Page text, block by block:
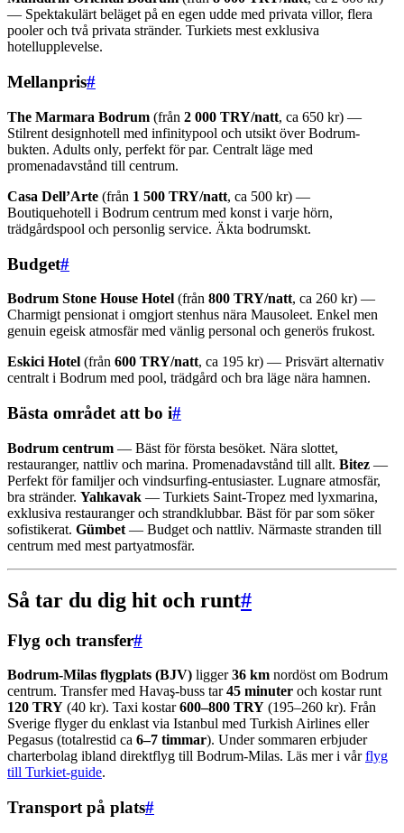
— Spektakulärt beläget på en egen udde med privata villor, flera
pooler och två privata stränder. Turkiets mest exklusiva
hotellupplevelse.
Mellanpris#
The Marmara Bodrum (från 2 000 TRY/natt, ca 650 kr) —
Stilrent designhotell med infinitypool och utsikt över Bodrum-
bukten. Adults only, perfekt för par. Centralt läge med
promenadavstånd till centrum.
Casa Dell’Arte (från 1 500 TRY/natt, ca 500 kr) —
Boutiquehotell i Bodrum centrum med konst i varje hörn,
trädgårdspool och personlig service. Äkta bodrumskt.
Budget#
Bodrum Stone House Hotel (från 800 TRY/natt, ca 260 kr) —
Charmigt pensionat i omgjort stenhus nära Mausoleet. Enkel men
genuin egeisk atmosfär med vänlig personal och generös frukost.
Eskici Hotel (från 600 TRY/natt, ca 195 kr) — Prisvärt alternativ
centralt i Bodrum med pool, trädgård och bra läge nära hamnen.
Bästa området att bo i#
Bodrum centrum — Bäst för första besöket. Nära slottet,
restauranger, nattliv och marina. Promenadavstånd till allt. Bitez —
Perfekt för familjer och vindsurfing-entusiaster. Lugnare atmosfär,
bra stränder. Yalıkavak — Turkiets Saint-Tropez med lyxmarina,
exklusiva restauranger och strandklubbar. Bäst för par som söker
sofistikerat. Gümbet — Budget och nattliv. Närmaste stranden till
centrum med mest partyatmosfär.
Så tar du dig hit och runt#
Flyg och transfer#
Bodrum-Milas flygplats (BJV) ligger36 km nordöst om Bodrum
centrum. Transfer med Havaş-buss tar45 minuter och kostar runt
120 TRY (40 kr). Taxi kostar600–800 TRY (195–260 kr). Från
Sverige flyger du enklast via Istanbul med Turkish Airlines eller
Pegasus (totalrestid ca 6–7 timmar). Under sommaren erbjuder
charterbolag ibland direktflyg till Bodrum-Milas. Läs mer i vårflyg
till Turkiet-guide.
Transport på plats#